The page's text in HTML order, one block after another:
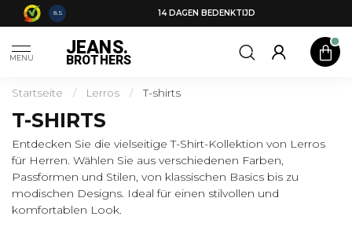
8.5 14 DAGEN BEDENKTIJD
MENU JEANS.
BROTHERS
Startseite / Lerros / T-shirts
T-SHIRTS
Entdecken Sie die vielseitige T-Shirt-Kollektion von Lerros
für Herren. Wählen Sie aus verschiedenen Farben,
Passformen und Stilen, von klassischen Basics bis zu
modischen Designs. Ideal für einen stilvollen und
komfortablen Look.